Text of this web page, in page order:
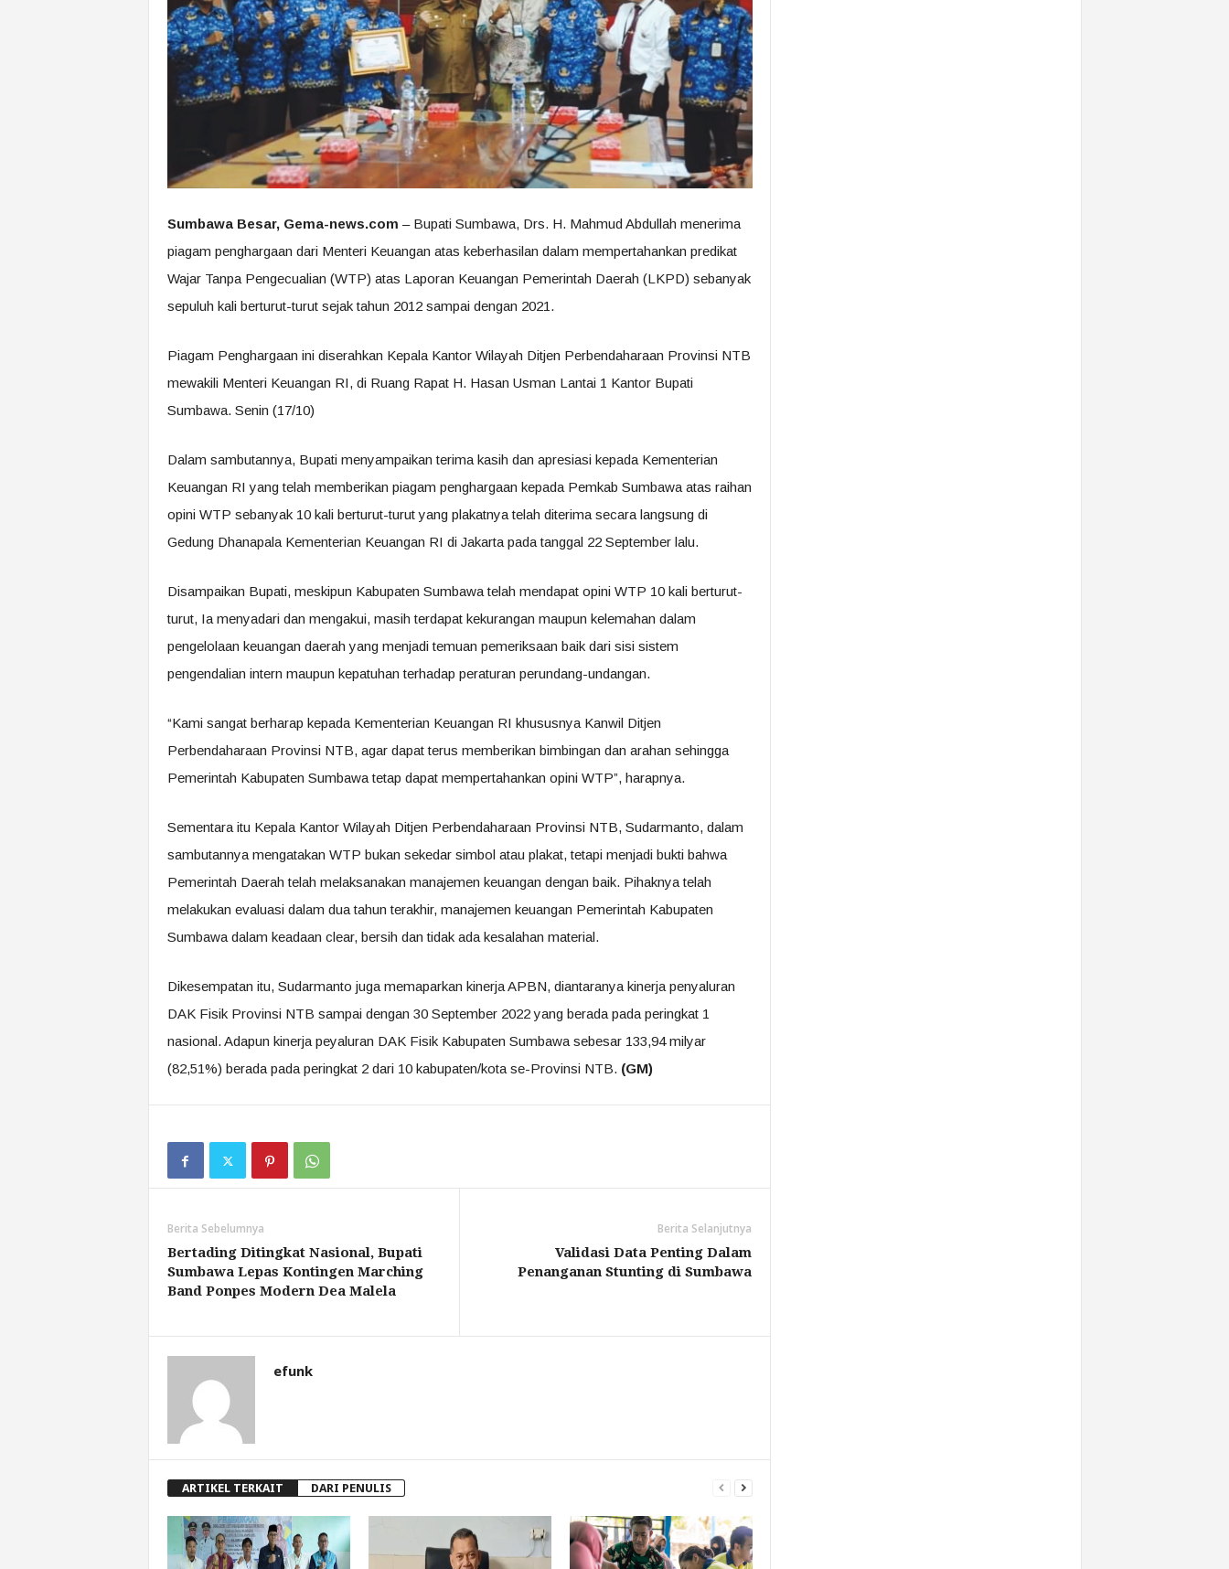
Sumbawa Besar, Gema-news.com – Bupati Sumbawa, Drs. H. Mahmud Abdullah menerima
piagam penghargaan dari Menteri Keuangan atas keberhasilan dalam mempertahankan predikat
Wajar Tanpa Pengecualian (WTP) atas Laporan Keuangan Pemerintah Daerah (LKPD) sebanyak
sepuluh kali berturut-turut sejak tahun 2012 sampai dengan 2021.
Piagam Penghargaan ini diserahkan Kepala Kantor Wilayah Ditjen Perbendaharaan Provinsi NTB
mewakili Menteri Keuangan RI, di Ruang Rapat H. Hasan Usman Lantai 1 Kantor Bupati
Sumbawa. Senin (17/10)
Dalam sambutannya, Bupati menyampaikan terima kasih dan apresiasi kepada Kementerian
Keuangan RI yang telah memberikan piagam penghargaan kepada Pemkab Sumbawa atas raihan
opini WTP sebanyak 10 kali berturut-turut yang plakatnya telah diterima secara langsung di
Gedung Dhanapala Kementerian Keuangan RI di Jakarta pada tanggal 22 September lalu.
Disampaikan Bupati, meskipun Kabupaten Sumbawa telah mendapat opini WTP 10 kali berturut-
turut, Ia menyadari dan mengakui, masih terdapat kekurangan maupun kelemahan dalam
pengelolaan keuangan daerah yang menjadi temuan pemeriksaan baik dari sisi sistem
pengendalian intern maupun kepatuhan terhadap peraturan perundang-undangan.
“Kami sangat berharap kepada Kementerian Keuangan RI khususnya Kanwil Ditjen
Perbendaharaan Provinsi NTB, agar dapat terus memberikan bimbingan dan arahan sehingga
Pemerintah Kabupaten Sumbawa tetap dapat mempertahankan opini WTP”, harapnya.
Sementara itu Kepala Kantor Wilayah Ditjen Perbendaharaan Provinsi NTB, Sudarmanto, dalam
sambutannya mengatakan WTP bukan sekedar simbol atau plakat, tetapi menjadi bukti bahwa
Pemerintah Daerah telah melaksanakan manajemen keuangan dengan baik. Pihaknya telah
melakukan evaluasi dalam dua tahun terakhir, manajemen keuangan Pemerintah Kabupaten
Sumbawa dalam keadaan clear, bersih dan tidak ada kesalahan material.
Dikesempatan itu, Sudarmanto juga memaparkan kinerja APBN, diantaranya kinerja penyaluran
DAK Fisik Provinsi NTB sampai dengan 30 September 2022 yang berada pada peringkat 1
nasional. Adapun kinerja peyaluran DAK Fisik Kabupaten Sumbawa sebesar 133,94 milyar
(82,51%) berada pada peringkat 2 dari 10 kabupaten/kota se-Provinsi NTB. (GM)
Berita Sebelumnya
Bertading Ditingkat Nasional, Bupati
Sumbawa Lepas Kontingen Marching
Band Ponpes Modern Dea Malela
Berita Selanjutnya
Validasi Data Penting Dalam
Penanganan Stunting di Sumbawa
efunk
ARTIKEL TERKAIT DARI PENULIS